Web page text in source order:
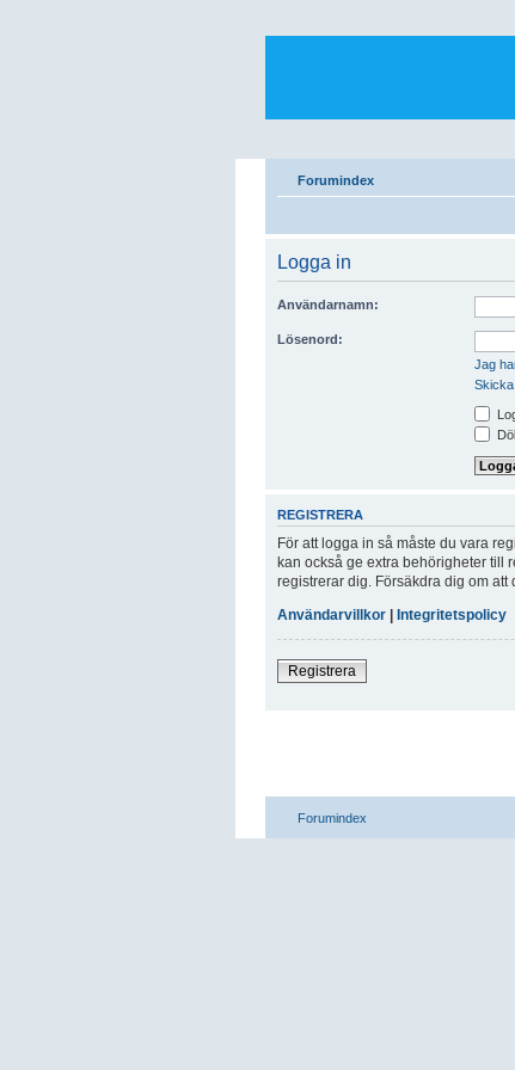
Forumindex
Logga in
Användarnamn:
Lösenord:
Jag
REGISTRERA
För att logga in så måste du vara
kan också ge extra behörigheter till
registrerar dig. Försäkdra dig om
Användarvillkor | Integritetspolicy
Registrera
Forumindex